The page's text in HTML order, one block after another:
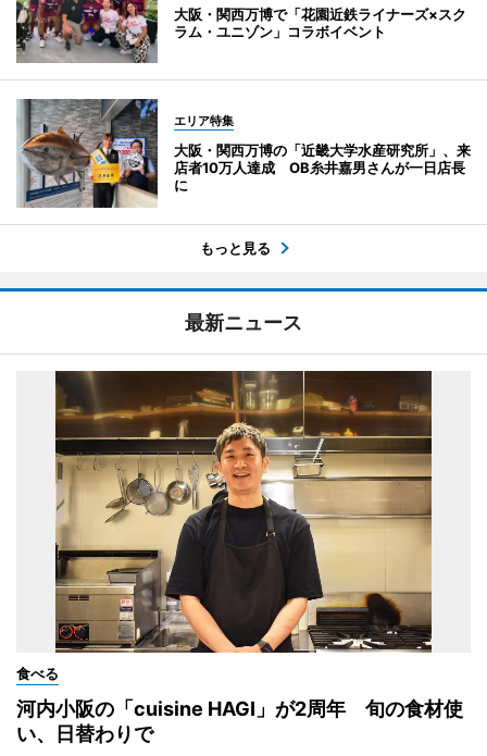
大阪・関西万博で「花園近鉄ライナーズ×スク
ラム・ユニゾン」コラボイベント
エリア特集
大阪・関西万博の「近畿大学水産研究所」、来
店者10万人達成 OB糸井嘉男さんが一日店長
に
もっと見る
最新ニュース
食べる
河内小阪の「cuisine HAGI」が2周年 旬の食材使
い、日替わりで